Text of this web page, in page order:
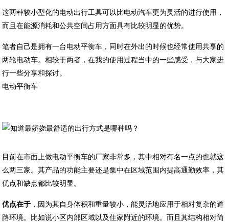
这两种较小型化的电动出行工具可以比电动汽车更为灵活的进行使用，
而且在能源消耗和公共空间占用方面具有比较明显的优势。
笔者自己是拥有一台电动平衡车，同时在外出的时候也经常使用共享的
两轮电动车。相较于两者，在我的使用过程当中的一些感受，与大家进
行一些分享和探讨。
电动平衡车
目前在市面上做电动平衡车的厂家非常多，其中相对有名一点的也就这
么两三家。其产品的功能主要还是集中在区域范围内提高通勤效率，其
优点和缺点都比较明显。
优点在于 ，因为其自身体积和重量较小，能灵活地应用于相对复杂的道
路环境。比如说小区内部区域以及住家附近的环境。而且其结构相对简